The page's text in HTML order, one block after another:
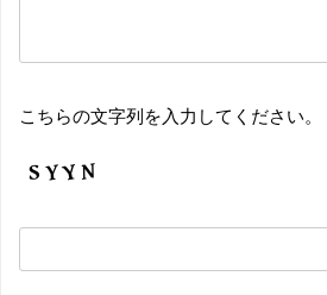
こちらの文字列を入力してください。